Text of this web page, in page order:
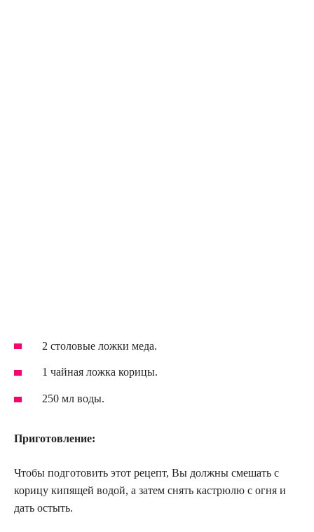
2 столовые ложки меда.
1 чайная ложка корицы.
250 мл воды.
Приготовление:
Чтобы подготовить этот рецепт, Вы должны смешать с
корицу кипящей водой, а затем снять кастрюлю с огня и
дать остыть.